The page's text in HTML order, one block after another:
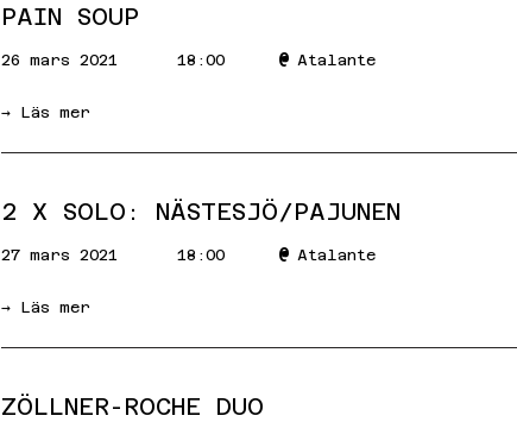
PAIN SOUP
26 mars 2021 18:00 @ Atalante
→ Läs mer
2 X SOLO: NÄSTESJÖ/PAJUNEN
27 mars 2021 18:00 @ Atalante
→ Läs mer
ZÖLLNER-ROCHE DUO